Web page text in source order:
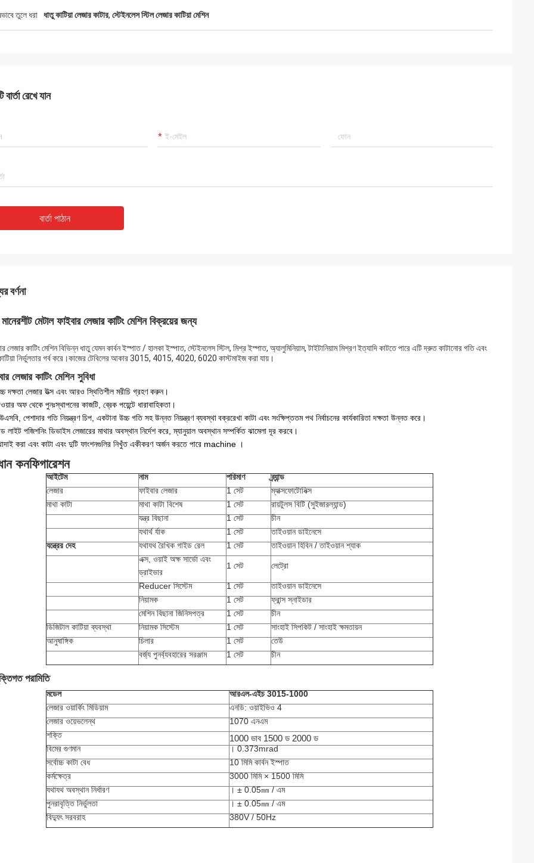
looks় দেখায় ... ভাল নির্মিত ... এটির মতো!
ডিজাইন করা হয়েছে এবং সাবধানতার সাথে প্রস্তুত করা
তুলে ধরা ধাতু কাটিয়া লেজার কাটার, স্টেইনলেস স্টিল লেজার কাটিয়া মেশিন
বার্তা রেখে যান
বার্তা পাঠান
বর্ণনা
শীট মেটাল ফাইবার লেজার কাটিং মেশিন বিক্রয়ের জন্য
লেজার কাটিং মেশিন বিভিন্ন ধাতু যেমন কার্বন ইস্পাত / হালকা ইস্পাত, স্টেইনলেস স্টিল, মিশ্র ইস্পাত, অ্যালুমিনিয়াম, টাইটানিয়াম মিশ্রণ ইত্যাদি কাটতে পারে এটি দ্রুত কাটানোর গতি এবং
নির্ভুলতার গর্ব করে।কাজের টেবিলের আকার 3015, 4015, 4020, 6020 কাস্টমাইজ করা যায়।
লেজার কাটিং মেশিন সুবিধা
দক্ষতা লেজার উত্স এবং আরও স্থিতিশীল মরীচি গ্রহণ করুন।
অফ থেকে পুনঃস্থাপনের কাজটি, ব্রেক পয়েন্টে ধারাবাহিকতা।
পেশাদার গতি নিয়ন্ত্রণ চিপ, একটানা উচ্চ গতি সহ উন্নত নিয়ন্ত্রণ ব্যবস্থা বক্ররেখা কাটা এবং সংক্ষিপ্ততম পথ নির্বাচনের কার্যকারিতা দক্ষতা উন্নত করে।
লাইট পজিশনিং ডিভাইস লেজারের মাথার অবস্থান নির্দেশ করে, ম্যানুয়াল অবস্থান সম্পর্কিত ঝামেলা দূর করবে।
করা এবং কাটা এবং দুটি ফাংশনগুলির নিখুঁত একীকরণ অর্জন করতে পারে machine ।
কনফিগারেশন
আইটেম নাম পরিমাণ
ব্র্যান্ড
লেজার
ফাইবার লেজার 1 সেট
ম্যাক্সফোটোনিক্স
মাথা কাটা
মাথা কাটা বিশেষ 1 সেট
রায়টুলস বিটি (সুইজারল্যান্ড)
যন্ত্র বিছানা
1 সেট
চীন
যথার্থ র্যাক
1 সেট
তাইওয়ান ডাইনেসে
যন্ত্রের দেহ
যথাযথ রৈখিক গাইড রেল 1 সেট
তাইওয়ান হিবিন / তাইওয়ান শ্যাক
এক্স, ওয়াই অক্ষ সার্ভো এবং
ড্রাইভার
1 সেট লেট্রো
Reducer সিস্টেম 1 সেট
তাইওয়ান ডাইনেসে
নিয়ামক
1 সেট
ফ্রান্স স্নাইডার
মেশিন বিছানা জিনিসপত্র
1 সেট
চীন
ডিজিটাল কাটিয়া ব্যবস্থা
নিয়ামক সিস্টেম 1 সেট
সাংহাই সিপকিট / সাংহাই ক্ষমতায়ন
আনুষাঙ্গিক
চিলার 1 সেট
তেউ
বর্জ্য পুনর্ব্যবহারের সরঞ্জাম
1 সেট চীন
পরামিতি
মডেল
আরএল-এইচ 3015-1000
লেজার ওয়ার্কিং মিডিয়াম
এনডি: ওয়াইভিও 4
লেজার ওয়েভলেন্থ
1070 এনএম
শক্তি
1000 ডাব 1500 ড 2000 ড
বিমের গুণমান
। 0.373mrad
সর্বোচ্চ কাটা বেধ
10 মিমি কার্বন ইস্পাত
কর্মক্ষেত্র
3000 মিমি × 1500 মিমি
যথাযথ অবস্থান নির্ধারণ
। ± 0.05㎜ / এম
পুনরাবৃত্তি নির্ভুলতা
। ± 0.05㎜ / এম
বিদ্যুৎ সরবরাহ
380V / 50Hz